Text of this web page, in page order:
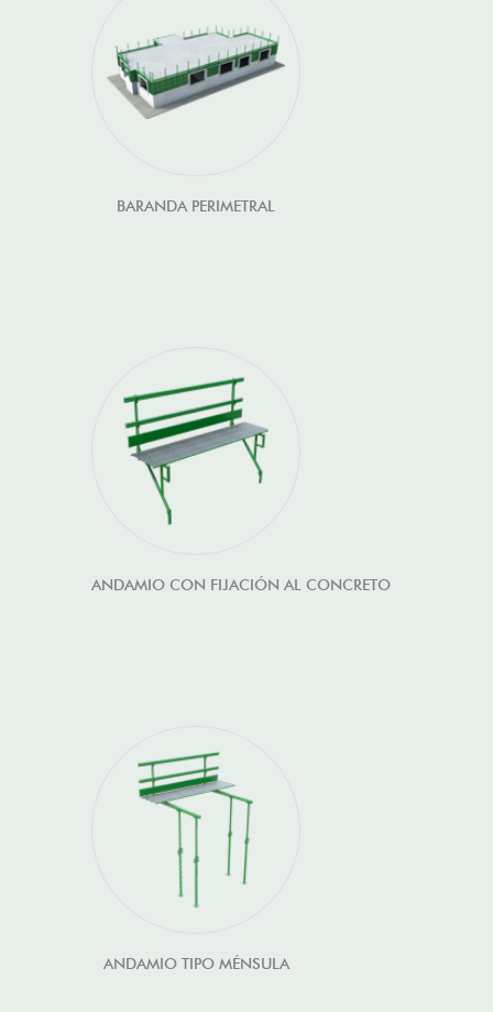
BARANDA PERIMETRAL
ANDAMIO CON FIJACIÓN AL CONCRETO
ANDAMIO TIPO MÉNSULA